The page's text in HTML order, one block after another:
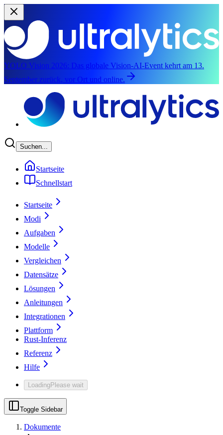
YOLO Vision 2026: Das globale Vision-AI-Event kehrt am 13.
September zurück, vor Ort und online.
Suchen...
Startseite
Schnellstart
Startseite
Modi
Aufgaben
Modelle
Vergleichen
Datensätze
Lösungen
Anleitungen
Integrationen
Plattform
Rust-Inferenz
Referenz
Hilfe
LoadingPlease wait
Toggle Sidebar
Dokumente